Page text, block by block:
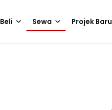
Beli Sewa Projek Baru